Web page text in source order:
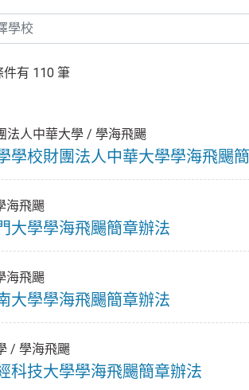
學校
件有 110 筆
法人中華大學 / 學海飛颺
學校財團法人中華大學學海飛颺
海飛颺
大學學海飛颺簡章辦法
海飛颺
大學學海飛颺簡章辦法
/ 學海飛颺
科技大學學海飛颺簡章辦法